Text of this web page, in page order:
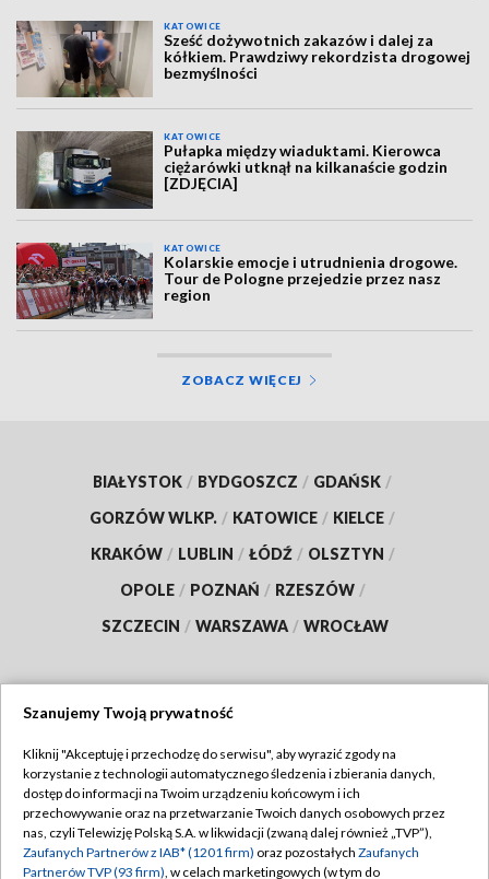
KATOWICE
Sześć dożywotnich zakazów i dalej za
kółkiem. Prawdziwy rekordzista drogowej
bezmyślności
KATOWICE
Pułapka między wiaduktami. Kierowca
ciężarówki utknął na kilkanaście godzin
[ZDJĘCIA]
KATOWICE
Kolarskie emocje i utrudnienia drogowe.
Tour de Pologne przejedzie przez nasz
region
ZOBACZ WIĘCEJ
BIAŁYSTOK / BYDGOSZCZ / GDAŃSK /
GORZÓW WLKP. / KATOWICE / KIELCE /
KRAKÓW / LUBLIN / ŁÓDŹ / OLSZTYN /
OPOLE / POZNAŃ / RZESZÓW /
SZCZECIN / WARSZAWA / WROCŁAW
TVP
Abonament TVP
Emisja w TVP
Regulamin TVP
Polityka prywatności
Szanujemy Twoją prywatność
Kliknij "Akceptuję i przechodzę do serwisu", aby wyrazić zgody na
korzystanie z technologii automatycznego śledzenia i zbierania danych,
dostęp do informacji na Twoim urządzeniu końcowym i ich
przechowywanie oraz na przetwarzanie Twoich danych osobowych przez
nas, czyli Telewizję Polską S.A. w likwidacji (zwaną dalej również „TVP”),
Zaufanych Partnerów z IAB* (1201 firm) oraz pozostałych Zaufanych
Partnerów TVP (93 firm), w celach marketingowych (w tym do